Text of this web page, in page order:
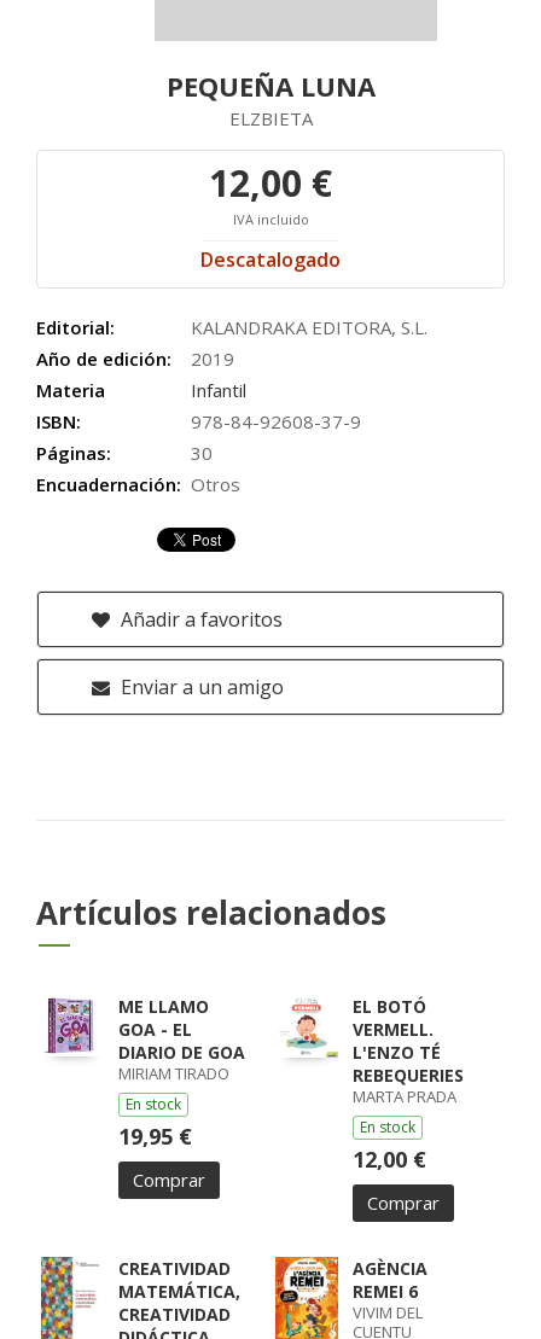
PEQUEÑA LUNA
ELZBIETA
12,00 €
IVA incluido
Descatalogado
Editorial:
KALANDRAKA EDITORA, S.L.
Año de edición:
2019
Materia
Infantil
ISBN:
978-84-92608-37-9
Páginas:
30
Encuadernación: Otros
Añadir a favoritos
Enviar a un amigo
Artículos relacionados
ME LLAMO
GOA - EL
DIARIO DE GOA
MIRIAM TIRADO
En stock
19,95 €
Comprar
EL BOTÓ
VERMELL.
L'ENZO TÉ
REBEQUERIES
MARTA PRADA
En stock
12,00 €
Comprar
CREATIVIDAD
MATEMÁTICA,
CREATIVIDAD
AGÈNCIA
REMEI 6
VIVIM DEL
CUENTU